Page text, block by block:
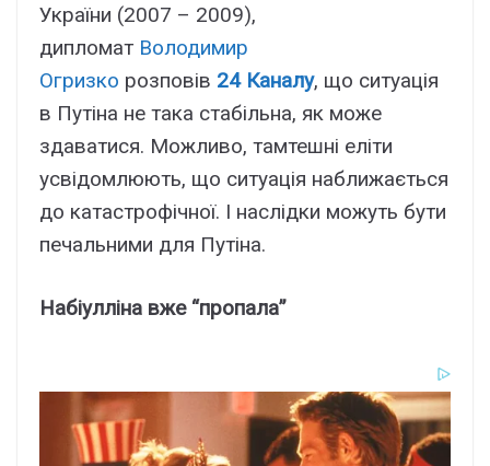
України (2007 – 2009),
дипломат Володимир
Огризко розповів 24 Каналу, що ситуація
в Путіна не така стабільна, як може
здаватися. Можливо, тамтешні еліти
усвідомлюють, що ситуація наближається
до катастрофічної. І наслідки можуть бути
печальними для Путіна.
Набіулліна вже “пропала”